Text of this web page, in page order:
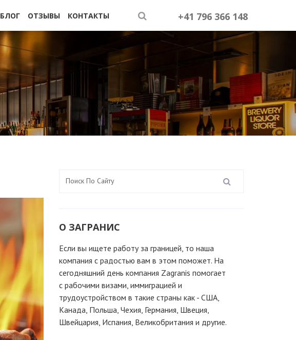
БЛОГ ОТЗЫВЫ КОНТАКТЫ +41 796 366 148
О ЗАГРАНИС
Если вы ищете работу за границей, то наша
компания c радостью вам в этом поможет. На
сегодняшний день компания Zagranis помогает
с рабочими визами, иммиграцией и
трудоустройством в такие страны как - США,
Канада, Польша, Чехия, Германия, Швеция,
Швейцария, Испания, Великобритания и другие.